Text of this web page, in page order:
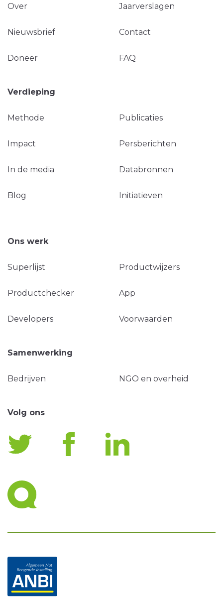
Over Jaarverslagen
Nieuwsbrief Contact
Doneer FAQ
Verdieping
Methode Publicaties
Impact Persberichten
In de media Databronnen
Blog Initiatieven
Ons werk
Superlijst Productwijzers
Productchecker App
Developers Voorwaarden
Samenwerking
Bedrijven NGO en overheid
Volg ons